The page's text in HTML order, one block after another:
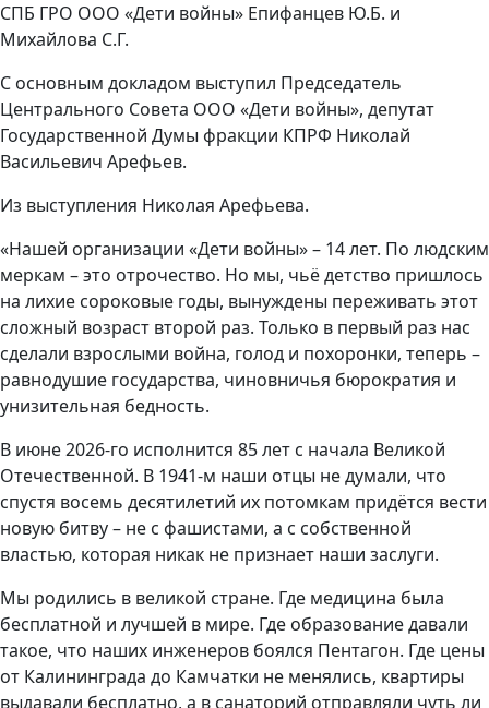
СПБ ГРО ООО «Дети войны» Епифанцев Ю.Б. и
Михайлова С.Г.
С основным докладом выступил Председатель
Центрального Совета ООО «Дети войны», депутат
Государственной Думы фракции КПРФ Николай
Васильевич Арефьев.
Из выступления Николая Арефьева.
«Нашей организации «Дети войны» – 14 лет. По людским
меркам – это отрочество. Но мы, чьё детство пришлось
на лихие сороковые годы, вынуждены переживать этот
сложный возраст второй раз. Только в первый раз нас
сделали взрослыми война, голод и похоронки, теперь –
равнодушие государства, чиновничья бюрократия и
унизительная бедность.
В июне 2026-го исполнится 85 лет с начала Великой
Отечественной. В 1941-м наши отцы не думали, что
спустя восемь десятилетий их потомкам придётся вести
новую битву – не с фашистами, а с собственной
властью, которая никак не признает наши заслуги.
Мы родились в великой стране. Где медицина была
бесплатной и лучшей в мире. Где образование давали
такое, что наших инженеров боялся Пентагон. Где цены
от Калининграда до Камчатки не менялись, квартиры
выдавали бесплатно, а в санаторий отправляли чуть ли